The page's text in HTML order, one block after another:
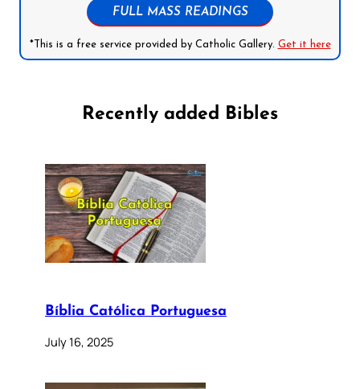
FULL MASS READINGS
*This is a free service provided by Catholic Gallery. Get it here
Recently added Bibles
Bíblia Católica Portuguesa
July 16, 2025